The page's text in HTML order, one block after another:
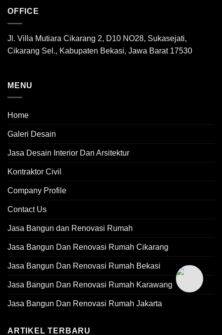
OFFICE
Jl. Villa Mutiara Cikarang 2, D10 NO28, Sukasejati,
Cikarang Sel., Kabupaten Bekasi, Jawa Barat 17530
MENU
Home
Galeri Desain
Jasa Desain Interior Dan Arsitektur
Kontraktor Civil
Company Profile
Contact Us
Jasa Bangun dan Renovasi Rumah
Jasa Bangun Dan Renovasi Rumah Cikarang
Jasa Bangun Dan Renovasi Rumah Bekasi
Jasa Bangun Dan Renovasi Rumah Karawang
Jasa Bangun Dan Renovasi Rumah Jakarta
ARTIKEL TERBARU